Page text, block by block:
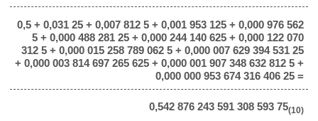
0,5 + 0,031 25 + 0,007 812 5 + 0,001 953 125 + 0,000 976 562
5 + 0,000 488 281 25 + 0,000 244 140 625 + 0,000 122 070
312 5 + 0,000 015 258 789 062 5 + 0,000 007 629 394 531 25
+ 0,000 003 814 697 265 625 + 0,000 001 907 348 632 812 5 +
0,000 000 953 674 316 406 25 =
0,542 876 243 591 308 593 75(10)